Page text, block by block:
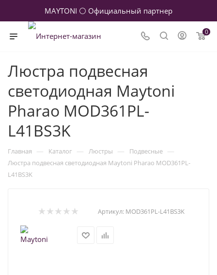
MAYTONI ⚪ Официальный партнер
0
Люстра подвесная
светодиодная Maytoni
Pharao MOD361PL-
L41BS3K
Главная — Каталог — Люстры — Подвесные —
Люстра подвесная светодиодная Maytoni Pharao MOD361PL-
L41BS3K
Артикул: MOD361PL-L41BS3K